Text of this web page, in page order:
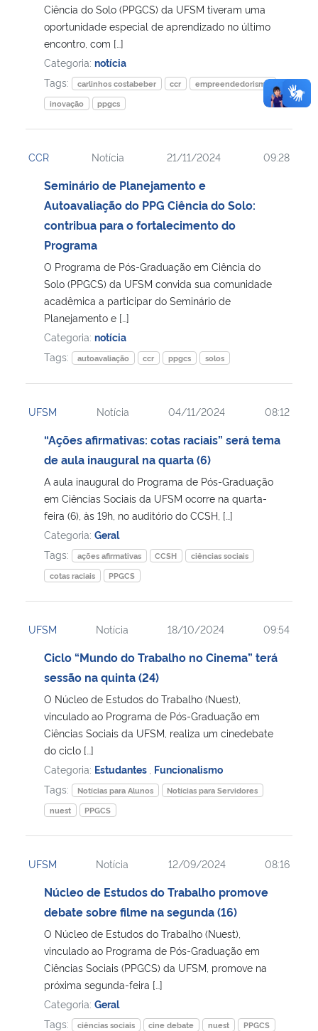
Ciência do Solo (PPGCS) da UFSM tiveram uma
oportunidade especial de aprendizado no último
encontro, com […]
Categoria: notícia
Tags:
carlinhos costabeber ccr
empreendedorismo
inovação
ppgcs
CCR Notícia 21/11/2024 09:28
Seminário de Planejamento e
Autoavaliação do PPG Ciência do Solo:
contribua para o fortalecimento do
Programa
O Programa de Pós-Graduação em Ciência do
Solo (PPGCS) da UFSM convida sua comunidade
acadêmica a participar do Seminário de
Planejamento e […]
Categoria: notícia
Tags:
autoavaliação ccr ppgcs solos
UFSM Notícia 04/11/2024 08:12
“Ações afirmativas: cotas raciais” será tema
de aula inaugural na quarta (6)
A aula inaugural do Programa de Pós-Graduação
em Ciências Sociais da UFSM ocorre na quarta-
feira (6), às 19h, no auditório do CCSH, […]
Categoria: Geral
Tags:
ações afirmativas CCSH
ciências sociais
cotas raciais
PPGCS
UFSM Notícia 18/10/2024 09:54
Ciclo “Mundo do Trabalho no Cinema” terá
sessão na quinta (24)
O Núcleo de Estudos do Trabalho (Nuest),
vinculado ao Programa de Pós-Graduação em
Ciências Sociais da UFSM, realiza um cinedebate
do ciclo […]
Categoria: Estudantes Funcionalismo
Tags:
Notícias para Alunos
Notícias para Servidores
nuest
PPGCS
UFSM Notícia 12/09/2024 08:16
Núcleo de Estudos do Trabalho promove
debate sobre filme na segunda (16)
O Núcleo de Estudos do Trabalho (Nuest),
vinculado ao Programa de Pós-Graduação em
Ciências Sociais (PPGCS) da UFSM, promove na
próxima segunda-feira […]
Categoria: Geral
Tags:
ciências sociais cine debate nuest PPGCS